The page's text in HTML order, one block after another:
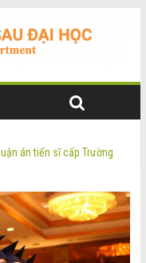
án tiến sĩ cấp Trường
Hường
án tiến sĩ cấp Trường